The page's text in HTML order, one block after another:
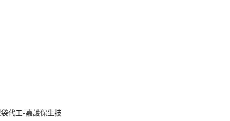
代工-嘉護保生技